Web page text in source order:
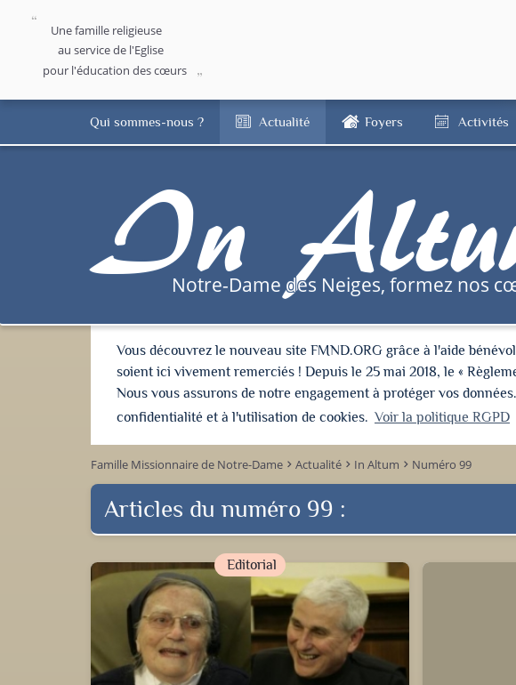
Une famille religieuse
au service de l'Eglise
pour l'éducation des cœurs
Qui sommes-nous ? Actualité Foyers Activités
InNotre-Dame des Neiges, formez nos
Vous découvrez le nouveau site FMND.ORG grâce à l'aide
soient ici vivement remerciés ! Depuis le 25 mai 2018, le «
Nous vous assurons de notre engagement à protéger vos
confidentialité et à l'utilisation de cookies. Voir la politique RGPD
Famille Missionnaire de Notre-Dame keyboard_arrow_right Actualité keyboard_arrow_right In Altum keyboard_arrow_right Numéro 99
Articles du numéro 99 :
Editorial